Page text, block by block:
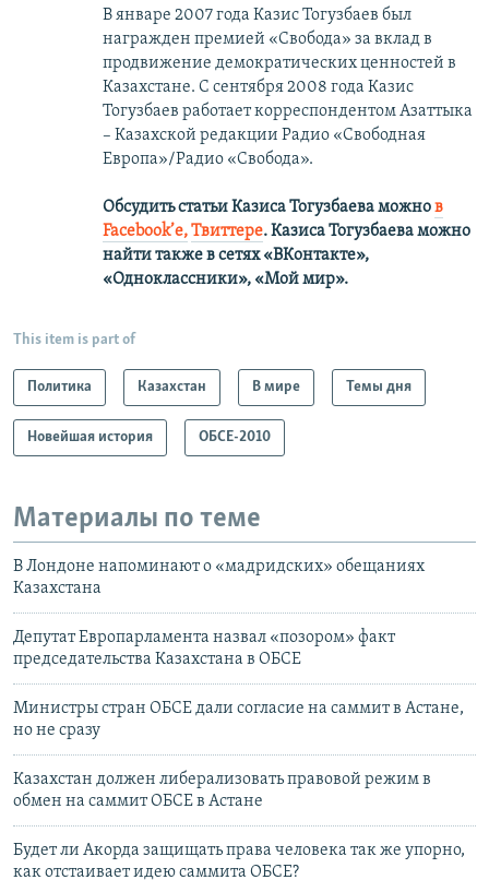
В январе 2007 года Казис Тогузбаев был
награжден премией «Свобода» за вклад в
продвижение демократических ценностей в
Казахстане. С сентября 2008 года Казис
Тогузбаев работает корреспондентом Азаттыка
– Казахской редакции Радио «Свободная
Европа»/Радио «Свобода».
Обсудить статьи Казиса Тогузбаева можнов
Facebook’е,Твиттере.Казиса Тогузбаева можно
найти также в сетях«ВКонтакте»,
«Одноклассники», «Мой мир».
This item is part of
Политика Казахстан В мире Темы дня
Новейшая история ОБСЕ-2010
Материалы по теме
В Лондоне напоминают о «мадридских» обещаниях
Казахстана
Депутат Европарламента назвал «позором» факт
председательства Казахстана в ОБСЕ
Министры стран ОБСЕ дали согласие на саммит в Астане,
но не сразу
Казахстан должен либерализовать правовой режим в
обмен на саммит ОБСЕ в Астане
Будет ли Акорда защищать права человека так же упорно,
как отстаивает идею саммита ОБСЕ?